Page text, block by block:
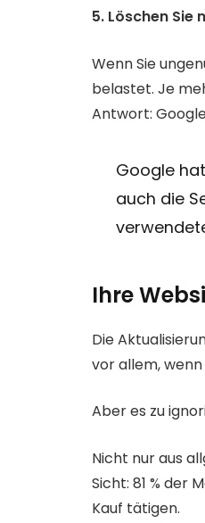
5. Löschen
Wenn Sie
belastet. Je
Antwort:
Google
auch die
Ihre
Die
vor allem,
Aber es zu
Nicht nur aus
Sicht: 81 % der
Kauf tätigen.